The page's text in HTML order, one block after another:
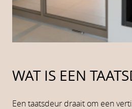
WAT IS EEN
Een taatsdeur draait om een